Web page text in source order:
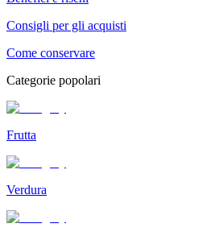
Consigli per gli acquisti
Come conservare
Categorie popolari
Frutta
Verdura